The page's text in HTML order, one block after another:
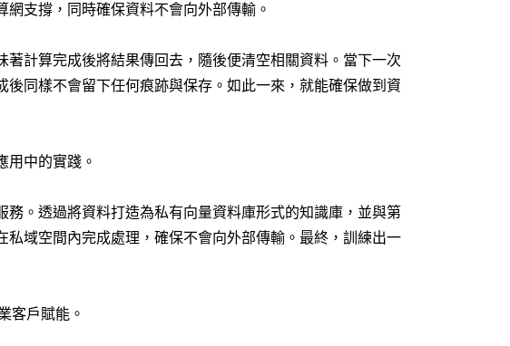
支撐，同時確保資料不會向外部傳輸。
計算完成後將結果傳回去，隨後便清空相關資料。當下一次
同樣不會留下任何痕跡與保存。如此一來，就能確保做到資
用中的實踐。
。透過將資料打造為私有向量資料庫形式的知識庫，並與第
域空間內完成處理，確保不會向外部傳輸。最終，訓練出一
客戶賦能。